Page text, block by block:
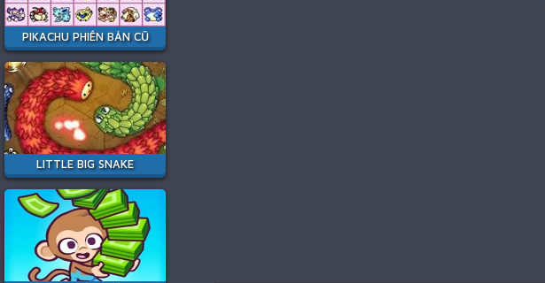
PIKACHU PHIÊN BẢN CŨ
LITTLE BIG SNAKE